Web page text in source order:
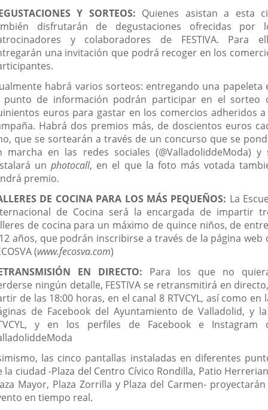
Y SORTEOS: Quienes asistan a esta
disfrutarán de degustaciones ofrecidas por
y colaboradores de FESTIVA. Para
una invitación que podrá recoger en los
habrá varios sorteos: entregando una papeleta
punto de información podrán participar en el sorteo
euros para gastar en los comercios adheridos
Habrá dos premios más, de doscientos euros
que se sortearán a través de un concurso que se
marcha en las redes sociales (@ValladoliddeModa) y
unphotocall, en el que la foto más votada
premio.
DE COCINA PARA LOS MÁS PEQUEÑOS: La
de Cocina será la encargada de impartir
de cocina para un máximo de quince niños, de
años, que podrán inscribirse a través de la página web
(www.fecosva.com)
EN DIRECTO: Para los que no
ningún detalle, FESTIVA se retransmitirá en
de las 18:00 horas, en el canal 8 RTVCYL, así como en
de Facebook del Ayuntamiento de Valladolid, y
y en los perfiles de Facebook e Instagram
las cinco pantallas instaladas en diferentes
la ciudad -Plaza del Centro Cívico Rondilla, Patio
Mayor, Plaza Zorrilla y Plaza del Carmen-
en tiempo real.